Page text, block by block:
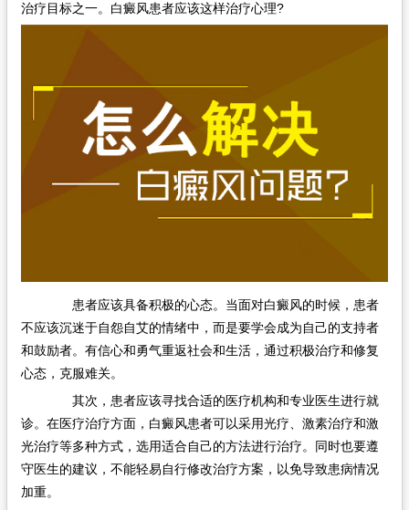
地区医院
治疗目标之一。白癜风患者应该这样治疗心理?
患者应该具备积极的心态。当面对白癜风的时候，患者
不应该沉迷于自怨自艾的情绪中，而是要学会成为自己的支持者
和鼓励者。有信心和勇气重返社会和生活，通过积极治疗和修复
心态，克服难关。
其次，患者应该寻找合适的医疗机构和专业医生进行就
诊。在医疗治疗方面，白癜风患者可以采用光疗、激素治疗和激
光治疗等多种方式，选用适合自己的方法进行治疗。同时也要遵
守医生的建议，不能轻易自行修改治疗方案，以免导致患病情况
加重。